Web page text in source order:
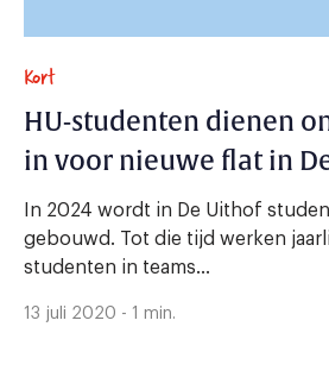
Kort
HU-studenten dienen
in voor nieuwe flat in
In 2024 wordt in De Uithof
gebouwd. Tot die tijd werken
studenten in teams...
13 juli 2020 - 1 min.